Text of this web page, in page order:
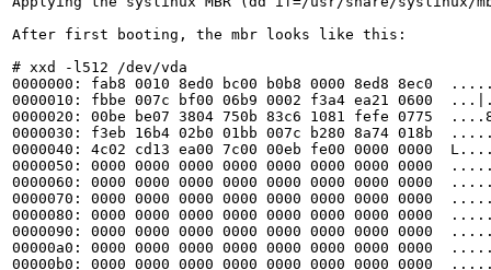
After first booting, the mbr looks like this:
# xxd -l512 /dev/vda
0000000: fab8 0010 8ed0 bc00 b0b8 0000 8ed8
0000010: fbbe 007c bf00 06b9 0002 f3a4 ea21
0000020: 00be be07 3804 750b 83c6 1081 fefe 0775
0000030: f3eb 16b4 02b0 01bb 007c b280 8a74
0000040: 4c02 cd13 ea00 7c00 00eb fe00 0000 0000
0000050: 0000 0000 0000 0000 0000 0000 0000
0000060: 0000 0000 0000 0000 0000 0000 0000
0000070: 0000 0000 0000 0000 0000 0000 0000
0000080: 0000 0000 0000 0000 0000 0000 0000
0000090: 0000 0000 0000 0000 0000 0000 0000
00000a0: 0000 0000 0000 0000 0000 0000 0000
00000b0: 0000 0000 0000 0000 0000 0000 0000